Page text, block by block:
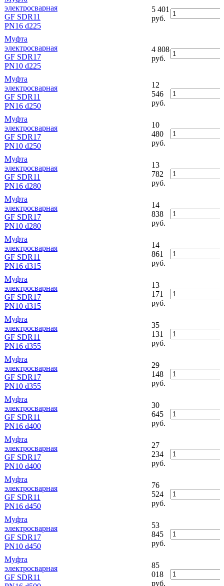
электросварная
GF SDR11
PN16 d225
5 401
руб.
Муфта
электросварная
GF SDR17
PN10 d225
4 808
руб.
Муфта
электросварная
GF SDR11
PN16 d250
12
546
руб.
Муфта
электросварная
GF SDR17
PN10 d250
10
480
руб.
Муфта
электросварная
GF SDR11
PN16 d280
13
782
руб.
Муфта
электросварная
GF SDR17
PN10 d280
14
838
руб.
Муфта
электросварная
GF SDR11
PN16 d315
14
861
руб.
Муфта
электросварная
GF SDR17
PN10 d315
13
171
руб.
Муфта
электросварная
GF SDR11
PN16 d355
35
131
руб.
Муфта
электросварная
GF SDR17
PN10 d355
29
148
руб.
Муфта
электросварная
GF SDR11
PN16 d400
30
645
руб.
Муфта
электросварная
GF SDR17
PN10 d400
27
234
руб.
Муфта
электросварная
GF SDR11
PN16 d450
76
524
руб.
Муфта
электросварная
GF SDR17
PN10 d450
53
845
руб.
Муфта
электросварная
GF SDR11
85
018
руб.